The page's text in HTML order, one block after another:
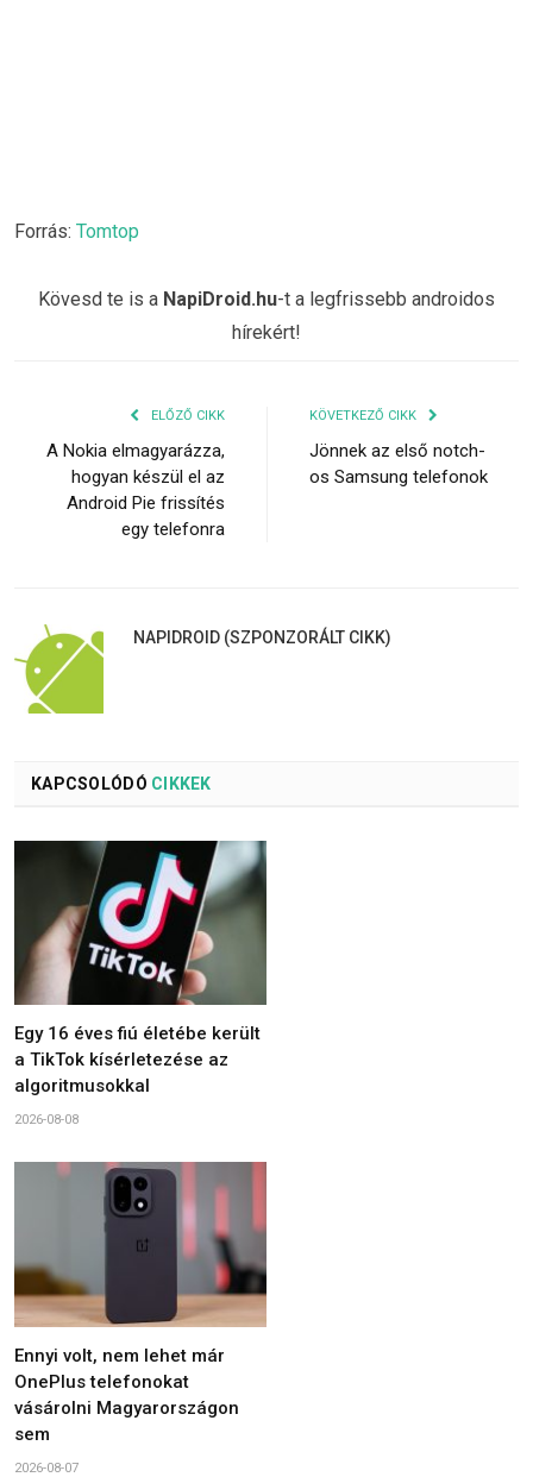
Forrás: Tomtop
Kövesd te is a NapiDroid.hu-t a legfrissebb androidos
hírekért!
ELŐZŐ CIKK
A Nokia elmagyarázza,
hogyan készül el az
Android Pie frissítés
egy telefonra
KÖVETKEZŐ CIKK
Jönnek az első notch-
os Samsung telefonok
NAPIDROID (SZPONZORÁLT CIKK)
KAPCSOLÓDÓ CIKKEK
Egy 16 éves fiú életébe került
a TikTok kísérletezése az
algoritmusokkal
2026-08-08
Ennyi volt, nem lehet már
OnePlus telefonokat
vásárolni Magyarországon
sem
2026-08-07